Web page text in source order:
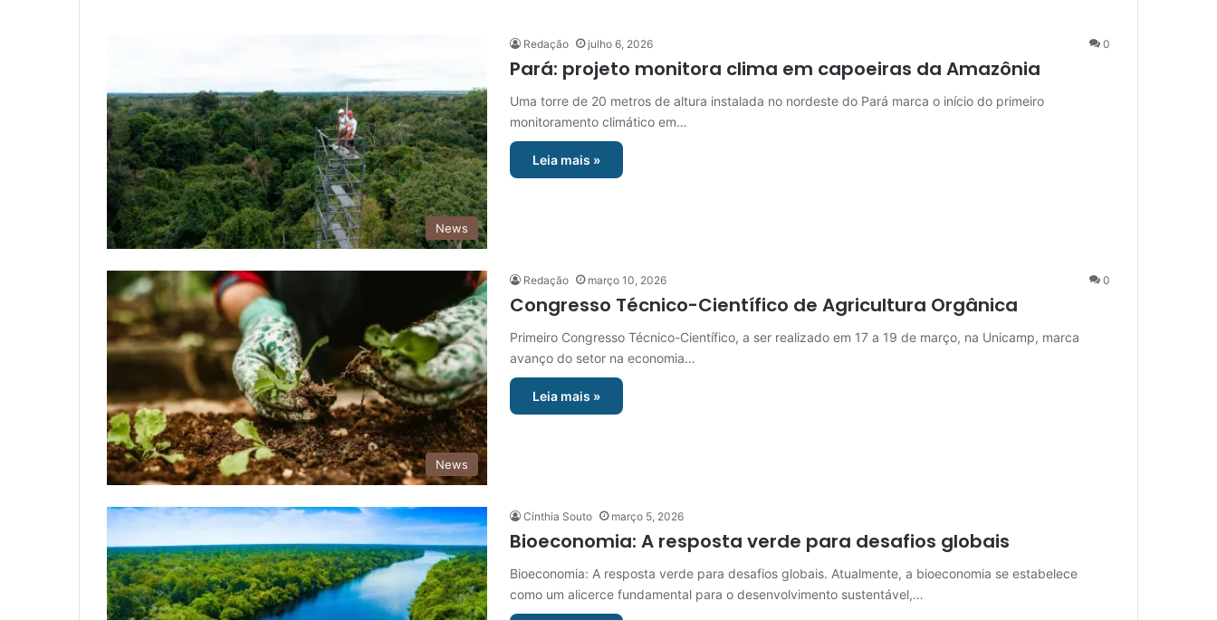
News
Redação julho 6, 2026 0
Pará: projeto monitora clima em capoeiras da Amazônia
Uma torre de 20 metros de altura instalada no nordeste do Pará marca o início do primeiro
monitoramento climático em…
Leia mais »
News
Redação março 10, 2026 0
Congresso Técnico-Científico de Agricultura Orgânica
Primeiro Congresso Técnico-Científico, a ser realizado em 17 a 19 de março, na Unicamp, marca
avanço do setor na economia…
Leia mais »
Cínthia Souto março 5, 2026
Bioeconomia: A resposta verde para desafios globais
Bioeconomia: A resposta verde para desafios globais. Atualmente, a bioeconomia se estabelece
como um alicerce fundamental para o desenvolvimento sustentável,…